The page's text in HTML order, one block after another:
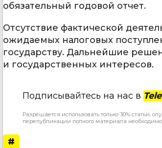
обязательный годовой отчет.
Отсутствие фактической
ожидаемых налоговых
государству. Дальнейшие
и государственных интересов.
Подписывайтесь на нас в
Разрешается использовать только 30% статьи,
перепубликации полного материала
#